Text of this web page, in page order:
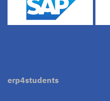
erp4students